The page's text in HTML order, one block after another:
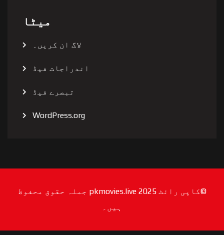
میٹا
لاگ ان کریں۔
اندراجات فیڈ
تبصرے فیڈ
WordPress.org
©کاپی رائٹ 2025 pkmovies.live جملہ حقوق محفوظ
ہیں۔